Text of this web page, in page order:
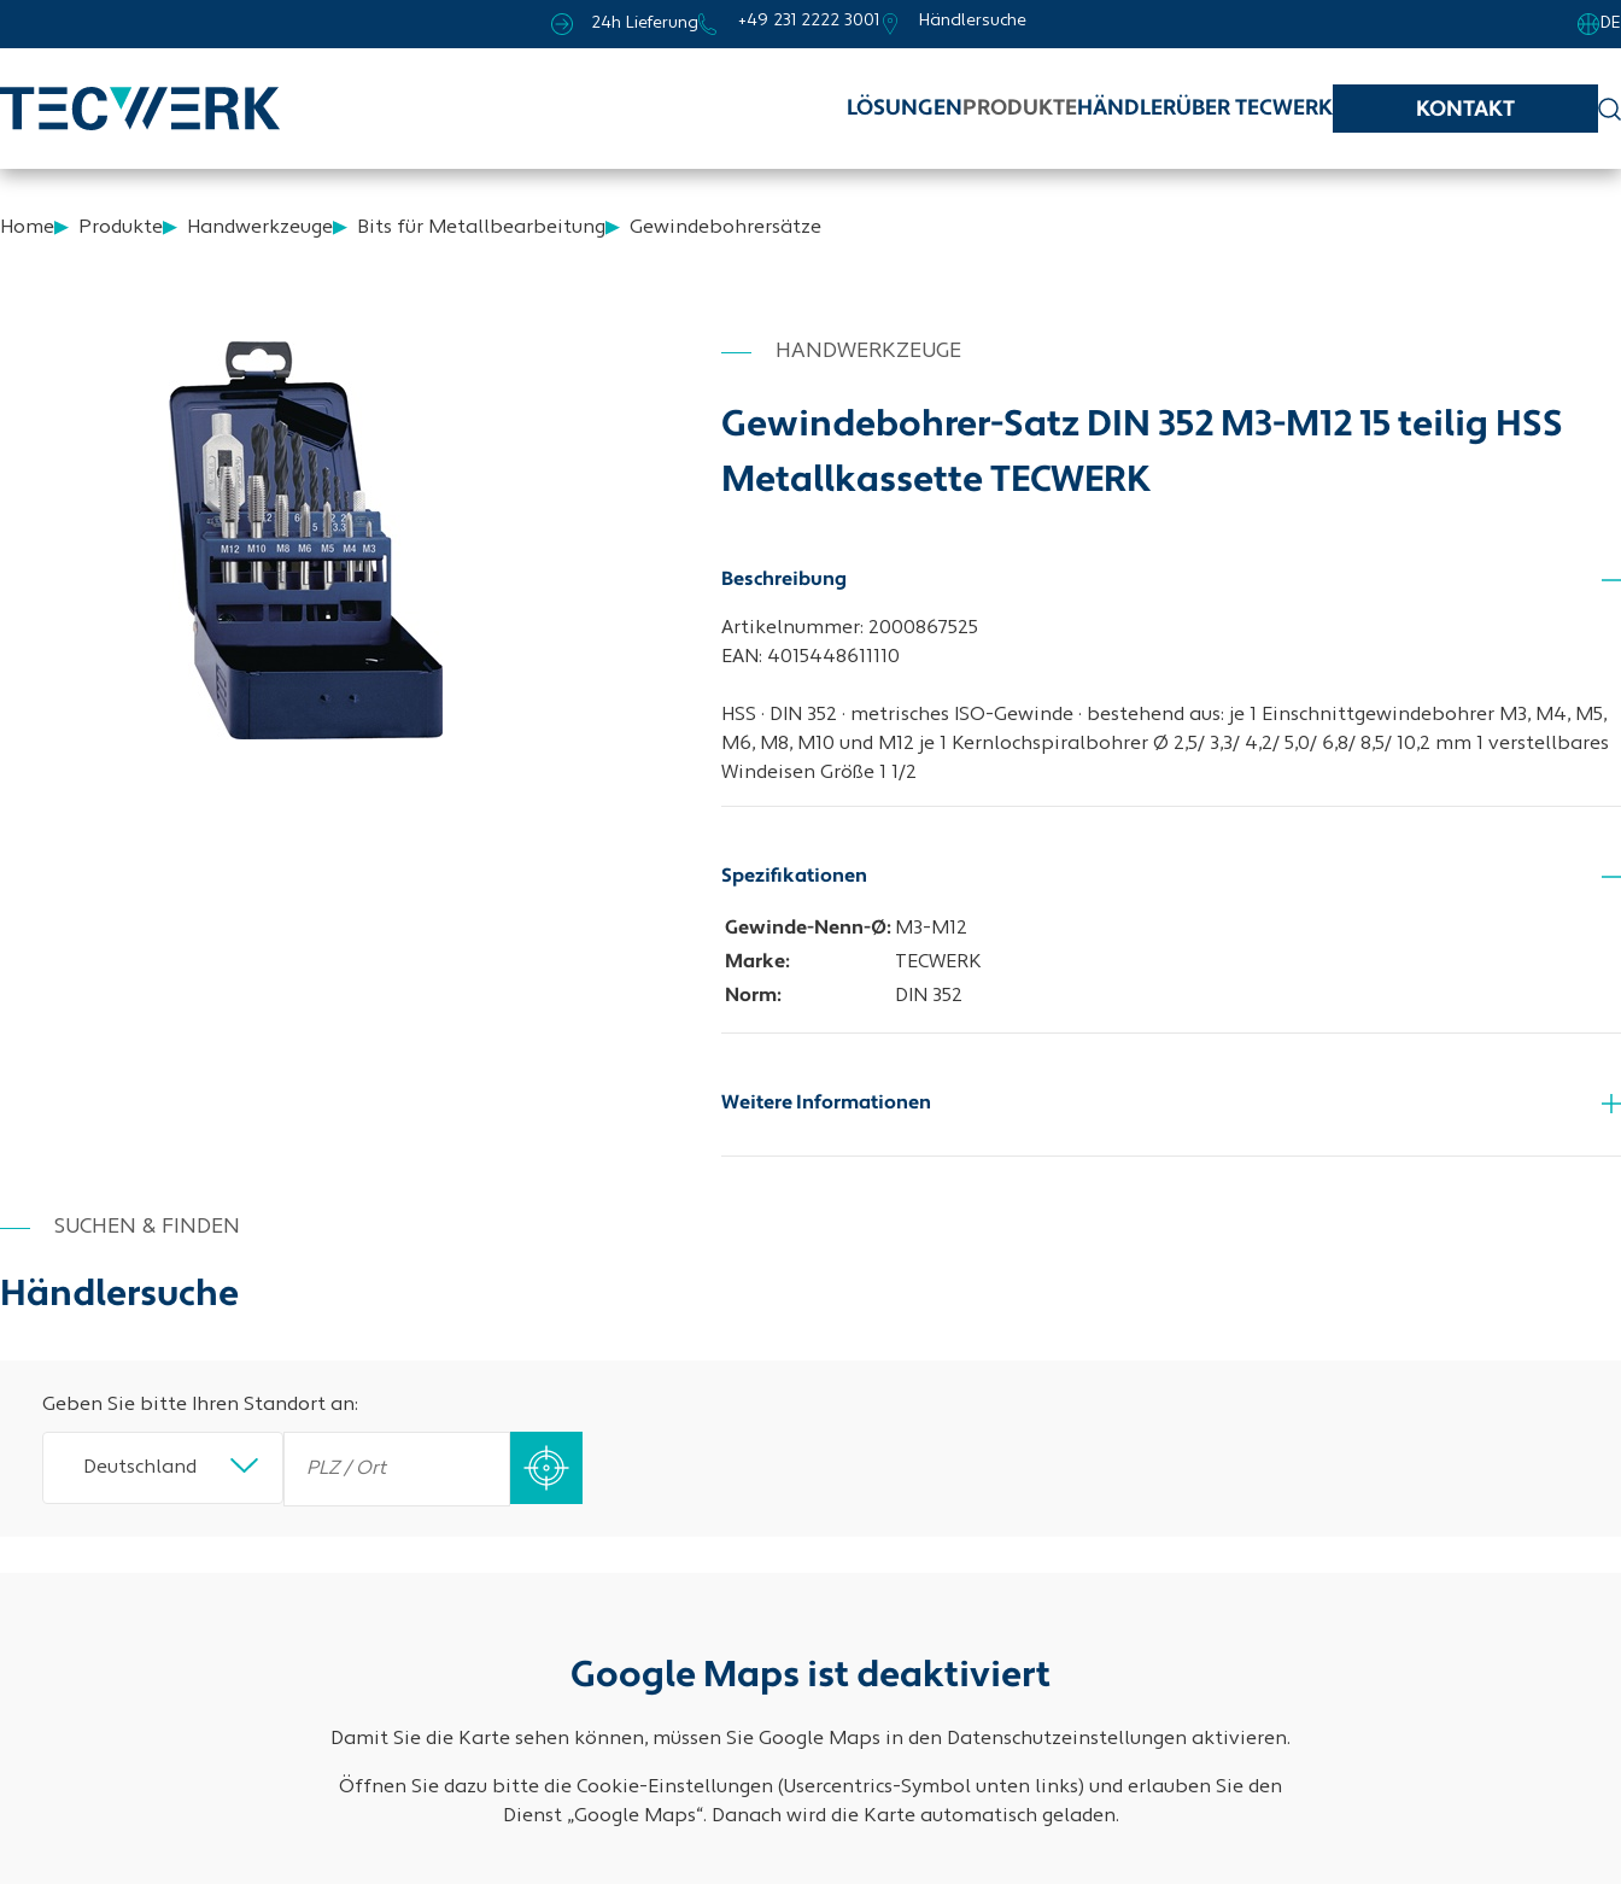
24h Lieferung +49 231 2222 3001 Händlersuche DE
LÖSUNGEN PRODUKTEHÄNDLERÜBER TECWERK KONTAKT
Home Produkte Handwerkzeuge Bits für Metallbearbeitung Gewindebohrersätze
HANDWERKZEUGE
Gewindebohrer-Satz DIN 352 M3-M12 15 teilig HSS
Metallkassette TECWERK
Beschreibung
Artikelnummer: 2000867525
EAN: 4015448611110
HSS · DIN 352 · metrisches ISO-Gewinde · bestehend aus: je 1 Einschnittgewindebohrer M3, M4, M5,
M6, M8, M10 und M12 je 1 Kernlochspiralbohrer Ø 2,5/ 3,3/ 4,2/ 5,0/ 6,8/ 8,5/ 10,2 mm 1 verstellbares
Windeisen Größe 1 1/2
Spezifikationen
Gewinde-Nenn-Ø: M3-M12
Marke:
TECWERK
Norm:
DIN 352
Weitere Informationen
SUCHEN & FINDEN
Händlersuche
Geben Sie bitte Ihren Standort an:
Deutschland
Google Maps ist deaktiviert
Damit Sie die Karte sehen können, müssen Sie Google Maps in den Datenschutzeinstellungen aktivieren.
Öffnen Sie dazu bitte die Cookie-Einstellungen (Usercentrics-Symbol unten links) und erlauben Sie den
Dienst „Google Maps“. Danach wird die Karte automatisch geladen.